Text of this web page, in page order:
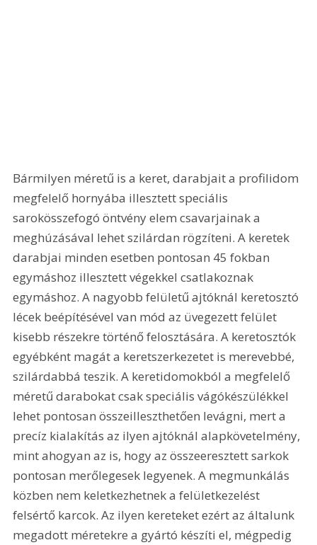
Bármilyen méretű is a keret, darabjait a profilidom
megfelelő hornyába illesztett speciális
sarokösszefogó öntvény elem csavarjainak a
meghúzásával lehet szilárdan rögzíteni. A keretek
darabjai minden esetben pontosan 45 fokban
egymáshoz illesztett végekkel csatlakoznak
egymáshoz. A nagyobb felületű ajtóknál keretosztó
lécek beépítésével van mód az üvegezett felület
kisebb részekre történő felosztására. A keretosztók
egyébként magát a keretszerkezetet is merevebbé,
szilárdabbá teszik. A keretidomokból a megfelelő
méretű darabokat csak speciális vágókészülékkel
lehet pontosan összeilleszthetően levágni, mert a
precíz kialakítás az ilyen ajtóknál alapkövetelmény,
mint ahogyan az is, hogy az összeeresztett sarkok
pontosan merőlegesek legyenek. A megmunkálás
közben nem keletkezhetnek a felületkezelést
felsértő karcok. Az ilyen kereteket ezért az általunk
megadott méretekre a gyártó készíti el, mégpedig